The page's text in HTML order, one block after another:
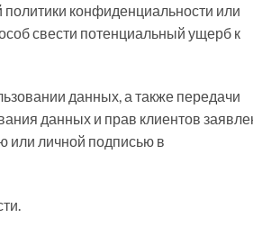
конфиденциальности или
свести потенциальный ущерб к
данных, а также передачи
данных и прав клиентов
или личной подписью в